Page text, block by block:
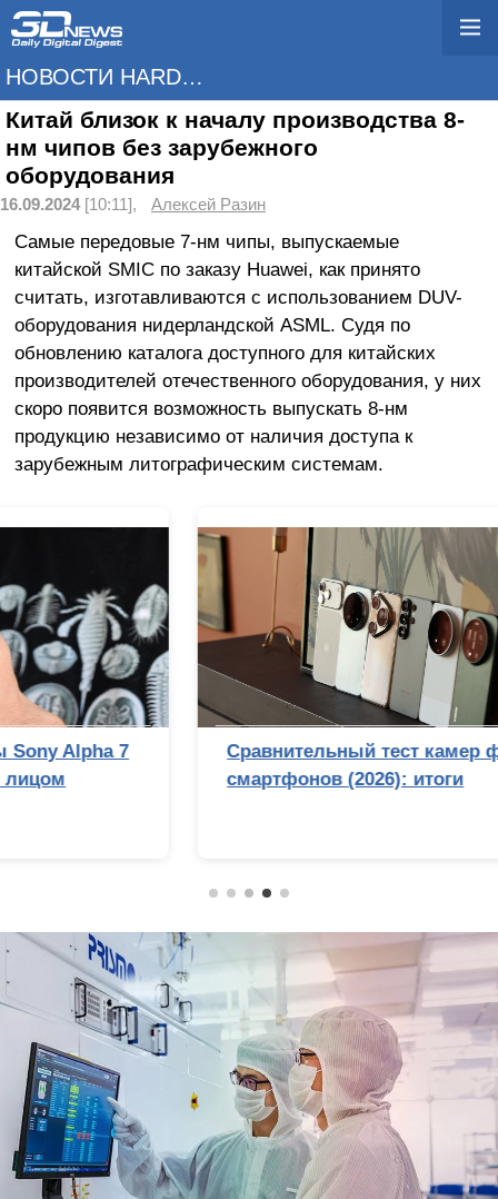
НОВОСТИ HARDWARE
Китай близок к началу производства 8-
нм чипов без зарубежного
оборудования
16.09.2024[10:11], Алексей Разин
Самые передовые 7-нм чипы, выпускаемые
китайской SMIC по заказу Huawei, как принято
считать, изготавливаются с использованием DUV-
оборудования нидерландской ASML. Судя по
обновлению каталога доступного для китайских
производителей отечественного оборудования, у них
скоро появится возможность выпускать 8-нм
продукцию независимо от наличия доступа к
зарубежным литографическим системам.
Сравнительный тест камер флагманских
смартфонов (2026): итоги